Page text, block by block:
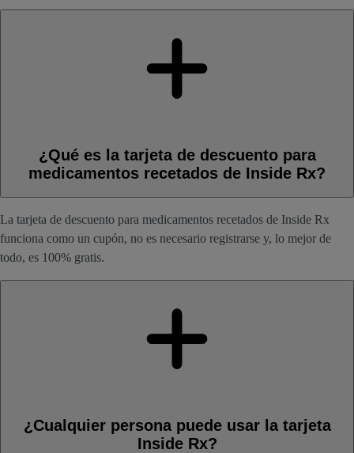
¿Qué es la tarjeta de descuento para
medicamentos recetados de Inside Rx?
La tarjeta de descuento para medicamentos recetados de Inside Rx
funciona como un cupón, no es necesario registrarse y, lo mejor de
todo, es 100% gratis.
¿Cualquier persona puede usar la tarjeta
Inside Rx?